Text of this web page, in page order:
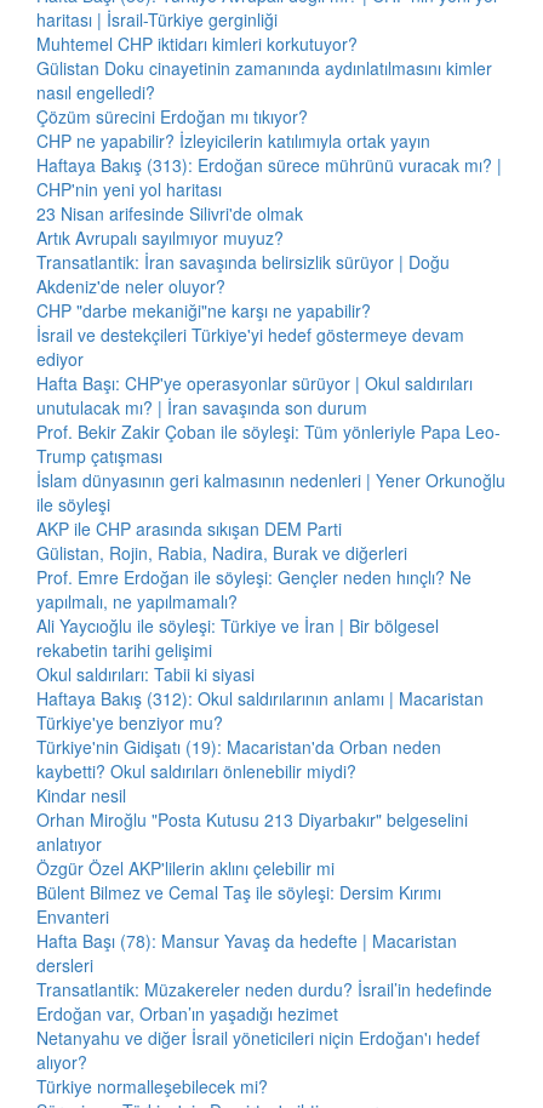
haritası | İsrail-Türkiye gerginliği
Muhtemel CHP iktidarı kimleri korkutuyor?
Gülistan Doku cinayetinin zamanında aydınlatılmasını kimler
nasıl engelledi?
Çözüm sürecini Erdoğan mı tıkıyor?
CHP ne yapabilir? İzleyicilerin katılımıyla ortak yayın
Haftaya Bakış (313): Erdoğan sürece mührünü vuracak mı? |
CHP'nin yeni yol haritası
23 Nisan arifesinde Silivri'de olmak
Artık Avrupalı sayılmıyor muyuz?
Transatlantik: İran savaşında belirsizlik sürüyor | Doğu
Akdeniz'de neler oluyor?
CHP "darbe mekaniği"ne karşı ne yapabilir?
İsrail ve destekçileri Türkiye'yi hedef göstermeye devam
ediyor
Hafta Başı: CHP'ye operasyonlar sürüyor | Okul saldırıları
unutulacak mı? | İran savaşında son durum
Prof. Bekir Zakir Çoban ile söyleşi: Tüm yönleriyle Papa Leo-
Trump çatışması
İslam dünyasının geri kalmasının nedenleri | Yener Orkunoğlu
ile söyleşi
AKP ile CHP arasında sıkışan DEM Parti
Gülistan, Rojin, Rabia, Nadira, Burak ve diğerleri
Prof. Emre Erdoğan ile söyleşi: Gençler neden hınçlı? Ne
yapılmalı, ne yapılmamalı?
Ali Yaycıoğlu ile söyleşi: Türkiye ve İran | Bir bölgesel
rekabetin tarihi gelişimi
Okul saldırıları: Tabii ki siyasi
Haftaya Bakış (312): Okul saldırılarının anlamı | Macaristan
Türkiye'ye benziyor mu?
Türkiye'nin Gidişatı (19): Macaristan'da Orban neden
kaybetti? Okul saldırıları önlenebilir miydi?
Kindar nesil
Orhan Miroğlu "Posta Kutusu 213 Diyarbakır" belgeselini
anlatıyor
Özgür Özel AKP'lilerin aklını çelebilir mi
Bülent Bilmez ve Cemal Taş ile söyleşi: Dersim Kırımı
Envanteri
Hafta Başı (78): Mansur Yavaş da hedefte | Macaristan
dersleri
Transatlantik: Müzakereler neden durdu? İsrail’in hedefinde
Erdoğan var, Orban’ın yaşadığı hezimet
Netanyahu ve diğer İsrail yöneticileri niçin Erdoğan'ı hedef
alıyor?
Türkiye normalleşebilecek mi?